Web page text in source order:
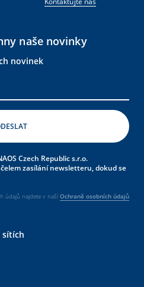
naše novinky
novinek
Czech Republic s.r.o.
zasílání newsletteru, dokud se
údajů najdete v naší Ochraně osobních údajů
sítích